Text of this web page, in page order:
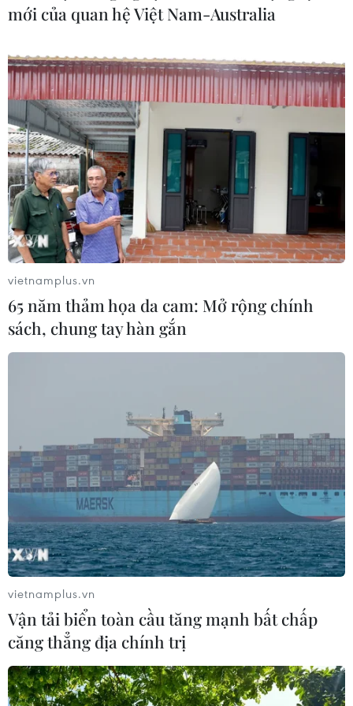
mới của quan hệ Việt Nam-Australia
vietnamplus.vn
65 năm thảm họa da cam: Mở rộng chính
sách, chung tay hàn gắn
vietnamplus.vn
Vận tải biển toàn cầu tăng mạnh bất chấp
căng thẳng địa chính trị